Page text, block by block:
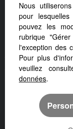
Pezenas (34120)
Belarga (34230)
Nissan Lez Enserune
Lezignan La Cebe
Saint Genies De
Saint Thibery (34630)
Caux (34720)
Beziers (34500)
Montagnac (34530)
Puissalicon (34480)
Nous
pour
pouvez les
rubrique
l'exception des
Pour plus
veuillez
données.